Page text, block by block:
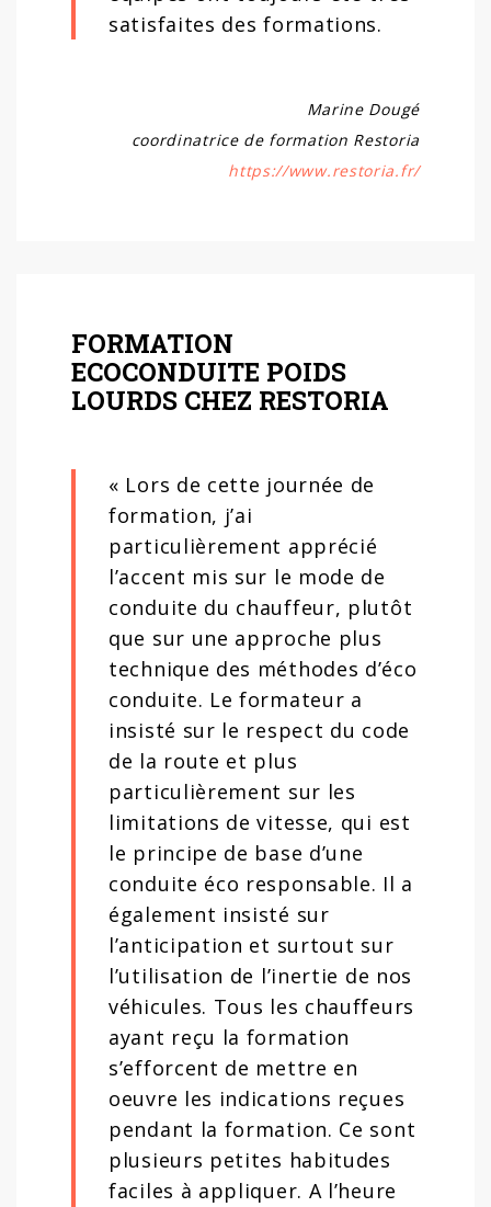
satisfaites des formations.
Marine Dougé
coordinatrice de formation Restoria
https://www.restoria.fr/
FORMATION
ECOCONDUITE POIDS
LOURDS CHEZ RESTORIA
« Lors de cette journée de
formation, j’ai
particulièrement apprécié
l’accent mis sur le mode de
conduite du chauffeur, plutôt
que sur une approche plus
technique des méthodes d’éco
conduite. Le formateur a
insisté sur le respect du code
de la route et plus
particulièrement sur les
limitations de vitesse, qui est
le principe de base d’une
conduite éco responsable. Il a
également insisté sur
l’anticipation et surtout sur
l’utilisation de l’inertie de nos
véhicules. Tous les chauffeurs
ayant reçu la formation
s’efforcent de mettre en
oeuvre les indications reçues
pendant la formation. Ce sont
plusieurs petites habitudes
faciles à appliquer. A l’heure